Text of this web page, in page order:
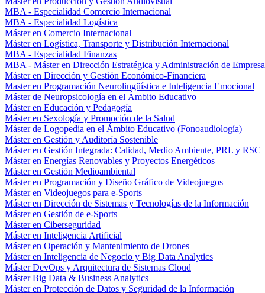
MBA - Especialidad Comercio Internacional
MBA - Especialidad Logística
Máster en Comercio Internacional
Máster en Logística, Transporte y Distribución Internacional
MBA - Especialidad Finanzas
MBA - Máster en Dirección Estratégica y Administración de
Máster en Dirección y Gestión Económico-Financiera
Master en Programación Neurolingüística e Inteligencia Emocional
Máster de Neuropsicología en el Ámbito Educativo
Máster en Educación y Pedagogía
Máster en Sexología y Promoción de la Salud
Máster de Logopedia en el Ámbito Educativo (Fonoaudiología)
Máster en Gestión y Auditoría Sostenible
Máster en Gestión Integrada: Calidad, Medio Ambiente, PRL y RSC
Máster en Energías Renovables y Proyectos Energéticos
Máster en Gestión Medioambiental
Máster en Programación y Diseño Gráfico de Videojuegos
Máster en Videojuegos para e-Sports
Máster en Dirección de Sistemas y Tecnologías de la Información
Máster en Gestión de e-Sports
Máster en Ciberseguridad
Máster en Inteligencia Artificial
Máster en Operación y Mantenimiento de Drones
Máster en Inteligencia de Negocio y Big Data Analytics
Máster DevOps y Arquitectura de Sistemas Cloud
Máster Big Data & Business Analytics
Máster en Protección de Datos y Seguridad de la Información